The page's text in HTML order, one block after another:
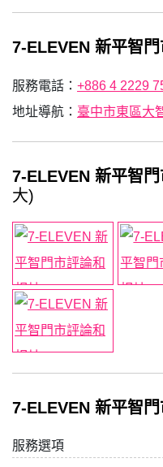
7-ELEVEN 新平智門
服務電話： +886 4 2229
地址導航： 臺中市東區大
7-ELEVEN 新平智門
大)
7-ELEVEN 新平智門
服務選項